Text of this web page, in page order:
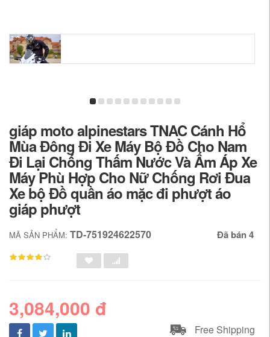
giáp moto alpinestars TNAC Cánh Hổ
Mùa Đông Đi Xe Máy Bộ Đồ Cho Nam
Đi Lại Chống Thấm Nước Và Ấm Áp Xe
Máy Phù Hợp Cho Nữ Chống Rơi Đua
Xe bộ Đồ quần áo mặc đi phượt áo
giáp phượt
MÃ SẢN PHẨM: TD-751924622570 Đã bán 4
3,084,000 đ
Free Shipping